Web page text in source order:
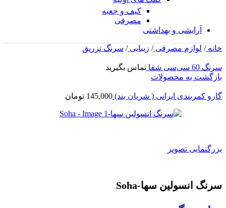
کیف و جعبه
مصرفی
آرایشی و بهداشتی
خانه/ لوازم مصرفی/ زیبایی/ سرنگ تزریق
سرنگ 60 سی‌سی شفا
تماس بگیرید
بازگشت به محصولات
گارو کمربندی ایرانی ( شریان بند) 145,000 تومان
بزرگنمایی تصویر
سرنگ انسولین سها-Soha